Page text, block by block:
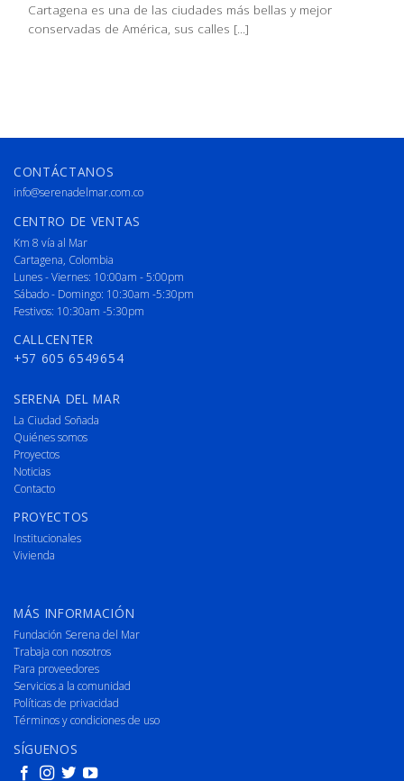
Cartagena es una de las ciudades más bellas y mejor
conservadas de América, sus calles [...]
CONTÁCTANOS
info@serenadelmar.com.co
CENTRO DE VENTAS
Km 8 vía al Mar
Cartagena, Colombia
Lunes - Viernes: 10:00am - 5:00pm
Sábado - Domingo: 10:30am -5:30pm
Festivos: 10:30am -5:30pm
CALLCENTER
+57 605 6549654
SERENA DEL MAR
La Ciudad Soñada
Quiénes somos
Proyectos
Noticias
Contacto
PROYECTOS
Institucionales
Vivienda
MÁS INFORMACIÓN
Fundación Serena del Mar
Trabaja con nosotros
Para proveedores
Servicios a la comunidad
Políticas de privacidad
Términos y condiciones de uso
SÍGUENOS